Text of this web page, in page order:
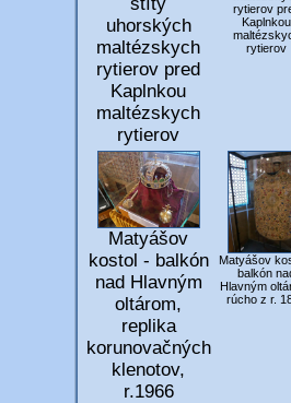
uhorských
maltézskych
rytierov pred
Kaplnkou
maltézskych
rytierov
rytierov
Kaplnkou
rytierov
Matyášov
kostol - balkón
nad Hlavným
oltárom,
replika
korunovačných
klenotov,
r.1966
Matyášov
balkón
Hlavným
rúcho z r.